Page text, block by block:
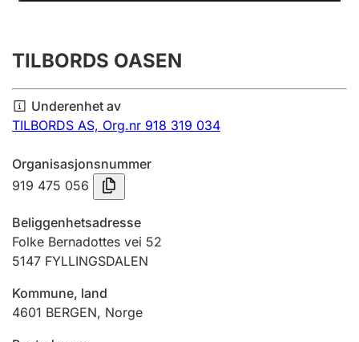
Årsregnskap
Innsending og forsinkelsesgebyr
Tinglysing
Jeger
Betaling og jegeravgiftskort
Ektepaktveileder
TILBORDS OASEN
Underenhet av
TILBORDS AS, Org.nr 918 319 034
Organisasjonsnummer
919 475 056
Beliggenhetsadresse
Folke Bernadottes vei 52
5147 FYLLINGSDALEN
Kommune, land
4601 BERGEN, Norge